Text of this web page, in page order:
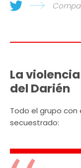
La
del Darién
Todo el grupo
secuestrado: